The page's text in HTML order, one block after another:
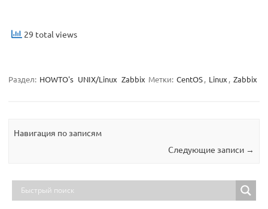
29 total views
Раздел: HOWTO's UNIX/Linux Zabbix Метки: CentOS, Linux , Zabbix
Навигация по записям
Следующие записи →